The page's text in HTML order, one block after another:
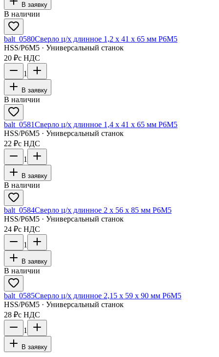
В заявку
В наличии
balt_0580Сверло ц/х длинное 1,2 х 41 х 65 мм Р6М5
HSS/Р6М5 · Универсальный станок
20 ₽с НДС
1
В заявку
В наличии
balt_0581Сверло ц/х длинное 1,4 х 41 х 65 мм Р6М5
HSS/Р6М5 · Универсальный станок
22 ₽с НДС
1
В заявку
В наличии
balt_0584Сверло ц/х длинное 2 х 56 х 85 мм Р6М5
HSS/Р6М5 · Универсальный станок
24 ₽с НДС
1
В заявку
В наличии
balt_0585Сверло ц/х длинное 2,15 х 59 х 90 мм Р6М5
HSS/Р6М5 · Универсальный станок
28 ₽с НДС
1
В заявку